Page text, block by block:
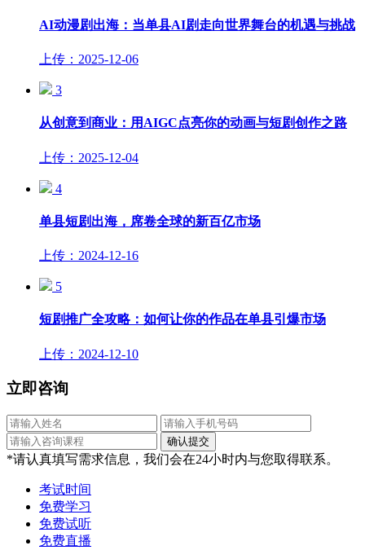
AI动漫剧出海：当单县AI剧走向世界舞台的机遇与挑战
上传：2025-12-06
3
从创意到商业：用AIGC点亮你的动画与短剧创作之路
上传：2025-12-04
4
单县短剧出海，席卷全球的新百亿市场
上传：2024-12-16
5
短剧推广全攻略：如何让你的作品在单县引爆市场
上传：2024-12-10
立即咨询
*请认真填写需求信息，我们会在24小时内与您取得联系。
考试时间
免费学习
免费试听
免费直播